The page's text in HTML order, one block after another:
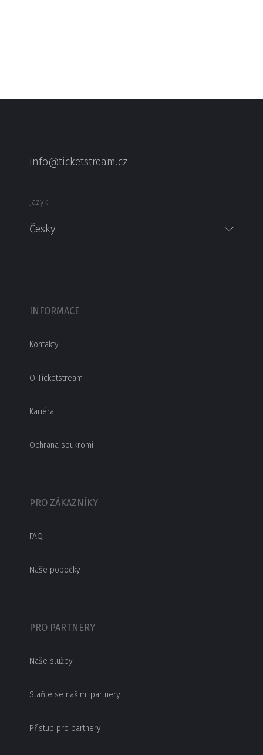
info@ticketstream.cz
Jazyk
Česky
INFORMACE
Kontakty
O Ticketstream
Kariéra
Ochrana soukromí
PRO ZÁKAZNÍKY
FAQ
Naše pobočky
PRO PARTNERY
Naše služby
Staňte se našimi partnery
Přístup pro partnery